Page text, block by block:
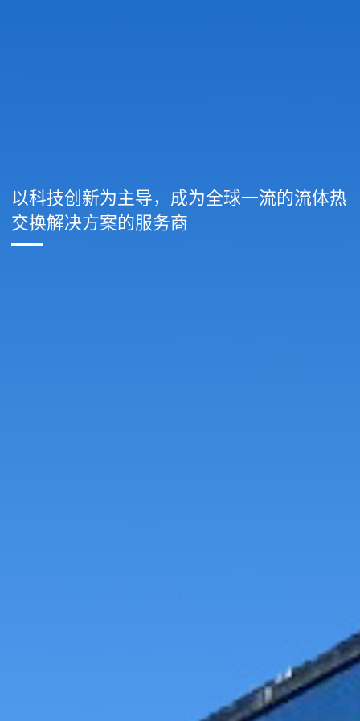
以科技创新为主导，成为全球一流的流体热
交换解决方案的服务商